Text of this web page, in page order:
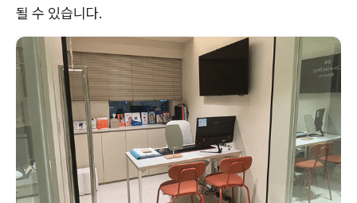
될 수 있습니다.